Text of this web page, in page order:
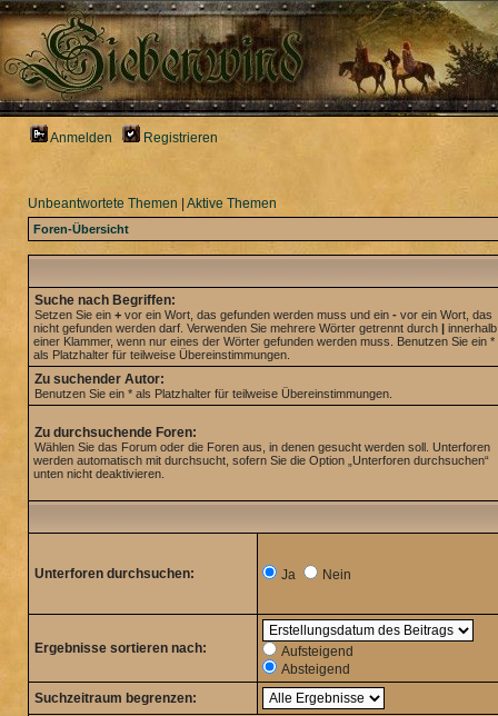
Anmelden Registrieren
Unbeantwortete Themen Aktive Themen
Foren-Übersicht
Suche nach Begriffen:
Setzen Sie ein + vor ein Wort, das gefunden werden muss und ein - vor ein Wort, das
nicht gefunden werden darf. Verwenden Sie mehrere Wörter getrennt durch | innerhalb
einer Klammer, wenn nur eines der Wörter gefunden werden muss. Benutzen Sie ein *
als Platzhalter für teilweise Übereinstimmungen.
Zu suchender Autor:
Benutzen Sie ein * als Platzhalter für teilweise Übereinstimmungen.
Zu durchsuchende Foren:
Wählen Sie das Forum oder die Foren aus, in denen gesucht werden soll. Unterforen
werden automatisch mit durchsucht, sofern Sie die Option „Unterforen durchsuchen“
unten nicht deaktivieren.
Unterforen durchsuchen: Ja Nein
Ergebnisse sortieren nach:
Aufsteigend
Absteigend
Suchzeitraum begrenzen: